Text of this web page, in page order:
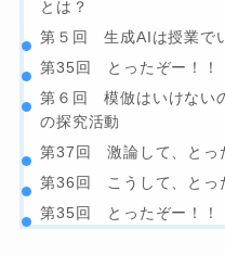
とは？
第５回 生成AIは授業で
第35回 とったぞー！！
第６回 模倣はいけない
の探究活動
第37回 激論して、とっ
第36回 こうして、とっ
第35回 とったぞー！！